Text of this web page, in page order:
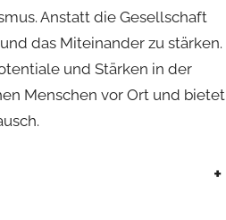
Anstatt die Gesellschaft
das Miteinander zu stärken.
und Stärken in der
Menschen vor Ort und bietet
+